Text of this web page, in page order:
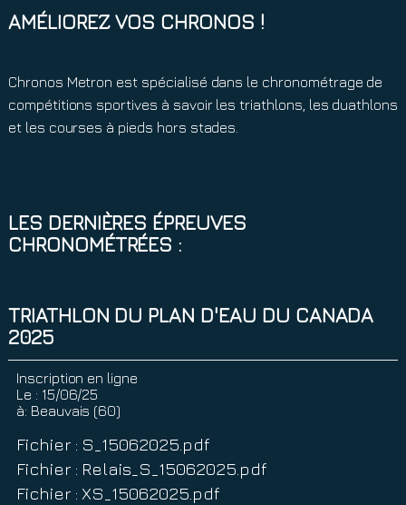
AMÉLIOREZ VOS CHRONOS !
Chronos Metron est spécialisé dans le chronométrage de
compétitions sportives à savoir les triathlons, les duathlons
et les courses à pieds hors stades.
LES DERNIÈRES ÉPREUVES
CHRONOMÉTRÉES :
TRIATHLON DU PLAN D'EAU DU CANADA
2025
Inscription en ligne
Le : 15/06/25
à: Beauvais (60)
Fichier : S_15062025.pdf
Fichier : Relais_S_15062025.pdf
Fichier : XS_15062025.pdf